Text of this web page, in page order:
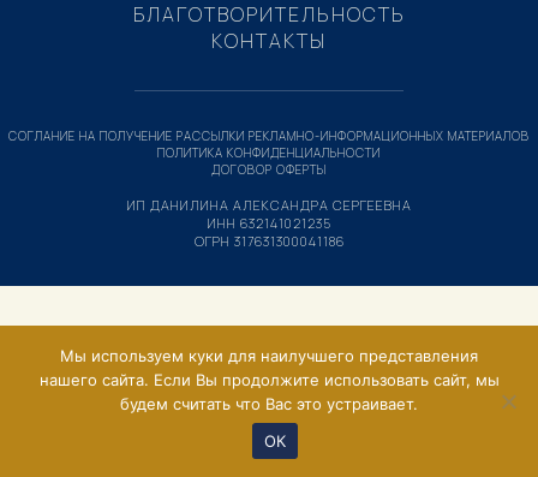
БЛАГОТВОРИТЕЛЬНОСТЬ
КОНТАКТЫ
ИП ДАНИЛИНА АЛЕКСАНДРА СЕРГЕЕВНА
ИНН 632141021235
ОГРН 317631300041186
СОГЛАНИЕ НА ПОЛУЧЕНИЕ РАССЫЛКИ РЕКЛАМНО-ИНФОРМАЦИОННЫХ МАТЕРИАЛОВ
ПОЛИТИКА КОНФИДЕНЦИАЛЬНОСТИ
ДОГОВОР ОФЕРТЫ
Мы используем куки для наилучшего представления
нашего сайта. Если Вы продолжите использовать сайт, мы
будем считать что Вас это устраивает.
ОК